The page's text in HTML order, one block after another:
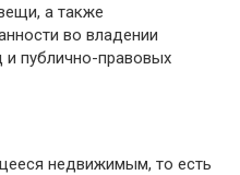
а также
во владении
и публично-правовых
недвижимым, то есть